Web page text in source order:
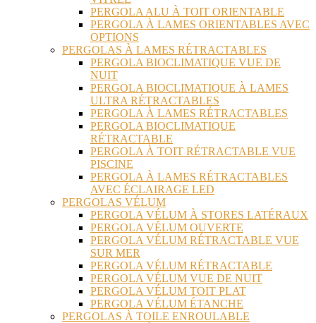
PERGOLA ALU À TOIT ORIENTABLE
PERGOLA À LAMES ORIENTABLES AVEC
OPTIONS
PERGOLAS À LAMES RÉTRACTABLES
PERGOLA BIOCLIMATIQUE VUE DE
NUIT
PERGOLA BIOCLIMATIQUE À LAMES
ULTRA RÉTRACTABLES
PERGOLA À LAMES RÉTRACTABLES
PERGOLA BIOCLIMATIQUE
RÉTRACTABLE
PERGOLA À TOIT RÉTRACTABLE VUE
PISCINE
PERGOLA À LAMES RÉTRACTABLES
AVEC ÉCLAIRAGE LED
PERGOLAS VÉLUM
PERGOLA VÉLUM À STORES LATÉRAUX
PERGOLA VÉLUM OUVERTE
PERGOLA VÉLUM RÉTRACTABLE VUE
SUR MER
PERGOLA VÉLUM RÉTRACTABLE
PERGOLA VÉLUM VUE DE NUIT
PERGOLA VÉLUM TOIT PLAT
PERGOLA VÉLUM ÉTANCHE
PERGOLAS À TOILE ENROULABLE